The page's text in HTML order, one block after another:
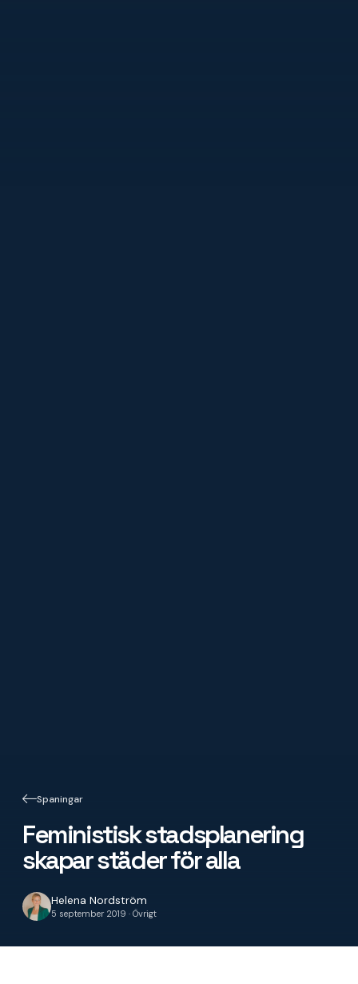
Spaningar
Feministisk stadsplanering
skapar städer för alla
Helena Nordström
5 september 2019 · Övrigt